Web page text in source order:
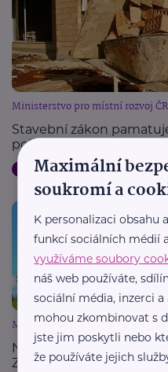
Ministerstvo pro místní rozvoj ČR
Stavební zákon
poškozených domů
Bydlení, domácnost Krizová
Ministerstvo pro místní rozvoj ČR
Nový stavební zákon
Zkracuje povolovací
Maximální
soukromí a
K personalizaci obsahu
funkcí sociálních médií
využíváme soubory
náš web používáte,
sociální média, inzerci
mohou zkombinovat s
jste jim poskytli nebo
že používáte jejich